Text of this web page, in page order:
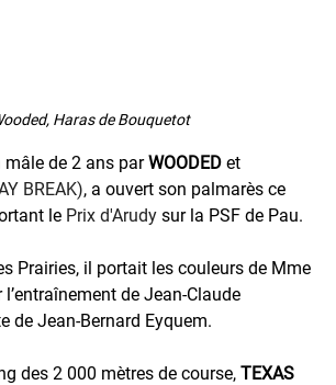
Haras de Bouquetot
mâle de 2 ans par WOODED et
BREAK), a ouvert son palmarès ce
le Prix d'Arudy sur la PSF de Pau.
Prairies, il portait les couleurs de Mme
de Jean-Claude
de Jean-Bernard Eyquem.
des 2 000 mètres de course, TEXAS